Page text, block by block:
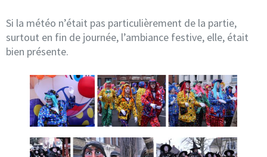
Si la météo n’était pas particulièrement de la partie,
surtout en fin de journée, l’ambiance festive, elle, était
bien présente.